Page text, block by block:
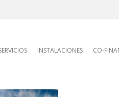
INSTALACIONES CO-